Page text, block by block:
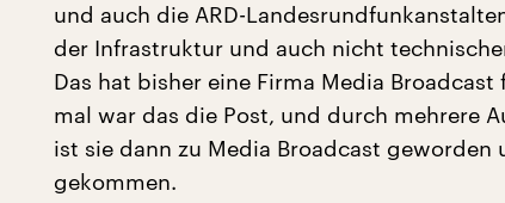
und auch die ARD-
der Infrastruktur und auch nicht
Das hat bisher eine Firma Media
mal war das die Post, und durch mehrere
ist sie dann zu Media Broadcast geworden
gekommen.